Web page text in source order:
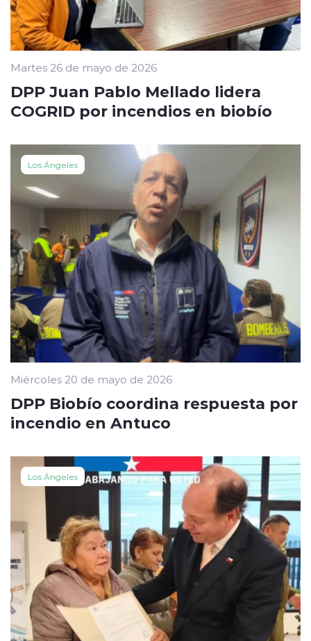
Martes 26 de mayo de 2026
DPP Juan Pablo Mellado lidera
COGRID por incendios en biobío
Los Ángeles
Miércoles 20 de mayo de 2026
DPP Biobío coordina respuesta por
incendio en Antuco
Los Ángeles